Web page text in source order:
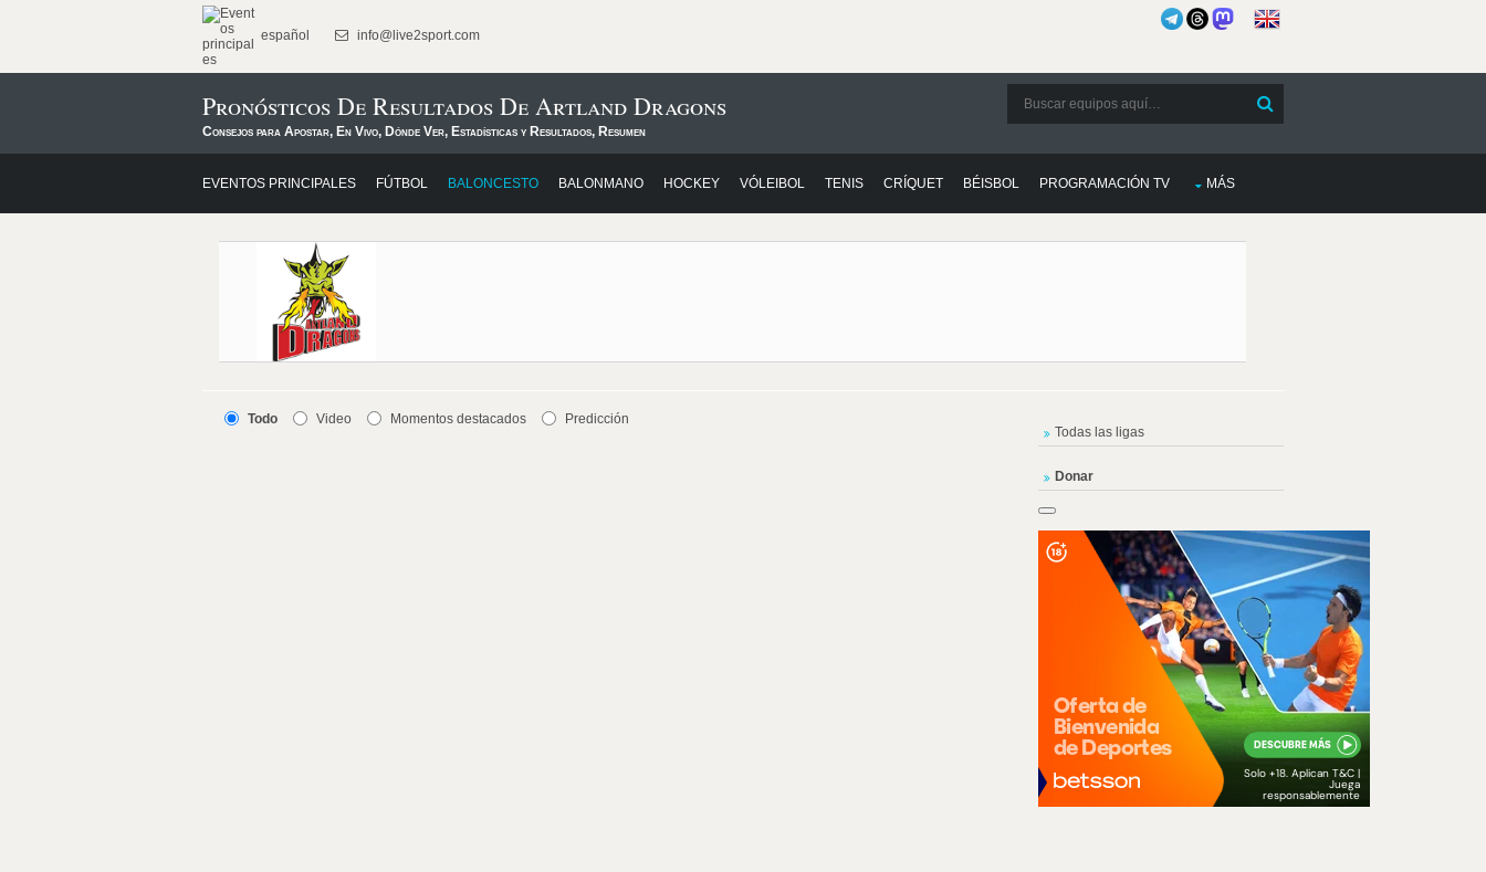
español info@live2sport.com
Pronósticos De Resultados De Artland Dragons
Consejos para Apostar, En Vivo, Dónde Ver, Estadísticas y Resultados, Resumen
EVENTOS PRINCIPALES FÚTBOL BALONCESTO BALONMANO HOCKEY VÓLEIBOL TENIS CRÍQUET BÉISBOL PROGRAMACIÓN TV MÁS
Todo Video Momentos destacados Predicción
Todas las ligas
Donar